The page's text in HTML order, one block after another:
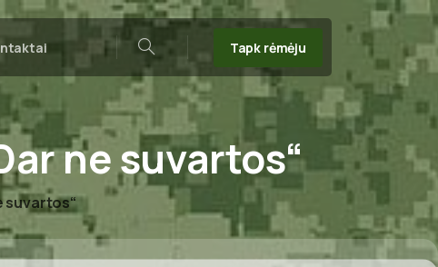
Search
Tapk rėmėju
nesuvartos“
suvartos“